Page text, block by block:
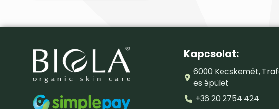
Kapcsolat:
6000 Kecskemét,
es épület
+36 20 2754 424